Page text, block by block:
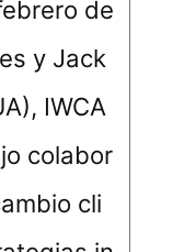
de
y Jack
IWCA
colabor
cli